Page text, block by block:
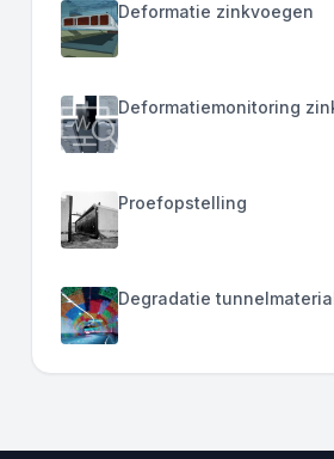
Deformatie zinkvoegen
Deformatiemonitoring
Proefopstelling
Degradatie